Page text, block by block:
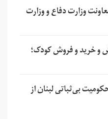
وزارت دفاع و وزارت
و خرید و فروش کودک؛
بی‌ثباتی لبنان از